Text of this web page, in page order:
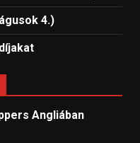
4.)
Angliában